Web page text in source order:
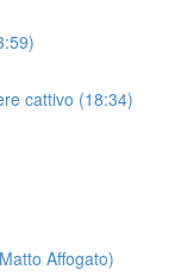
cattivo (18:34)
Affogato)